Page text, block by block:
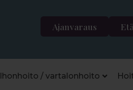
Ajanvaraus
Ihonhoito / vartalonhoito